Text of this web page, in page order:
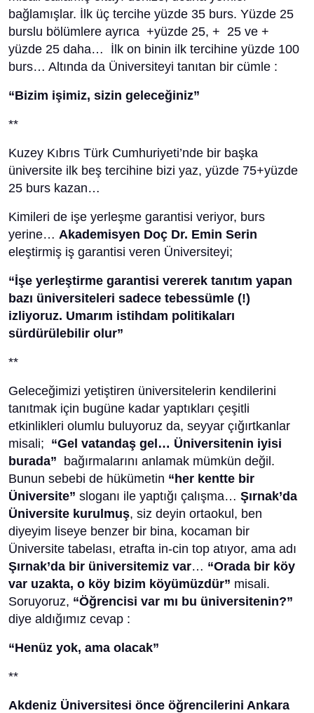
bağlamışlar. İlk üç tercihe yüzde 35 burs. Yüzde 25
burslu bölümlere ayrıca +yüzde 25, + 25 ve +
yüzde 25 daha… İlk on binin ilk tercihine yüzde 100
burs… Altında da Üniversiteyi tanıtan bir cümle :
“Bizim işimiz, sizin geleceğiniz”
**
Kuzey Kıbrıs Türk Cumhuriyeti’nde bir başka
üniversite ilk beş tercihine bizi yaz, yüzde 75+yüzde
25 burs kazan…
Kimileri de işe yerleşme garantisi veriyor, burs
yerine… Akademisyen Doç Dr. Emin Serin
eleştirmiş iş garantisi veren Üniversiteyi;
“İşe yerleştirme garantisi vererek tanıtım yapan
bazı üniversiteleri sadece tebessümle (!)
izliyoruz. Umarım istihdam politikaları
sürdürülebilir olur”
**
Geleceğimizi yetiştiren üniversitelerin kendilerini
tanıtmak için bugüne kadar yaptıkları çeşitli
etkinlikleri olumlu buluyoruz da, seyyar çığırtkanlar
misali; “Gel vatandaş gel… Üniversitenin iyisi
burada” bağırmalarını anlamak mümkün değil.
Bunun sebebi de hükümetin “her kentte bir
Üniversite” sloganı ile yaptığı çalışma… Şırnak’da
Üniversite kurulmuş, siz deyin ortaokul, ben
diyeyim liseye benzer bir bina, kocaman bir
Üniversite tabelası, etrafta in-cin top atıyor, ama adı
Şırnak’da bir üniversitemiz var… “Orada bir köy
var uzakta, o köy bizim köyümüzdür” misali.
Soruyoruz, “Öğrencisi var mı bu üniversitenin?”
diye aldığımız cevap :
“Henüz yok, ama olacak”
**
Akdeniz Üniversitesi önce öğrencilerini Ankara